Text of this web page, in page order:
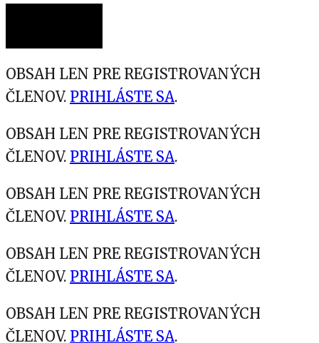
OBSAH LEN PRE REGISTROVANÝCH
ČLENOV. PRIHLÁSTE SA.
OBSAH LEN PRE REGISTROVANÝCH
ČLENOV. PRIHLÁSTE SA.
OBSAH LEN PRE REGISTROVANÝCH
ČLENOV. PRIHLÁSTE SA.
OBSAH LEN PRE REGISTROVANÝCH
ČLENOV. PRIHLÁSTE SA.
OBSAH LEN PRE REGISTROVANÝCH
ČLENOV. PRIHLÁSTE SA.